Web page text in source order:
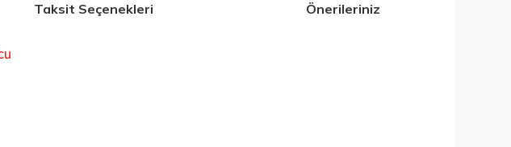
Taksit Seçenekleri Önerileriniz